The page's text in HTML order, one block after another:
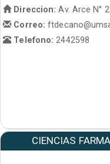
Direccion: Av. Arce N°
Correo:
Telefono: 2442598
CIENCIAS